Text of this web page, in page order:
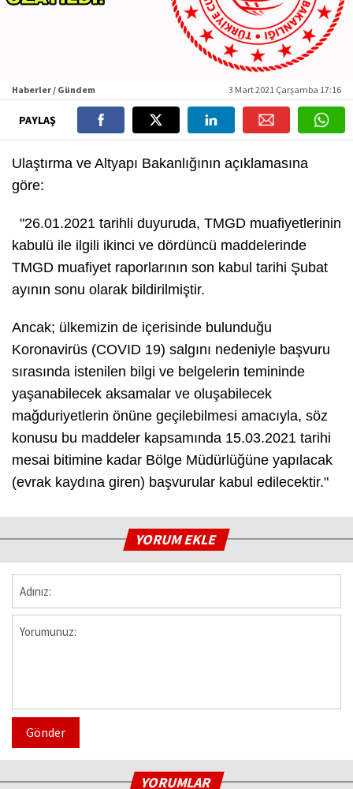
Haberler / Gündem 3 Mart 2021 Çarşamba 17:16
PAYLAŞ
Ulaştırma ve Altyapı Bakanlığının açıklamasına
göre:
"26.01.2021 tarihli duyuruda, TMGD muafiyetlerinin
kabulü ile ilgili ikinci ve dördüncü maddelerinde
TMGD muafiyet raporlarının son kabul tarihi Şubat
ayının sonu olarak bildirilmiştir.
Ancak; ülkemizin de içerisinde bulunduğu
Koronavirüs (COVID 19) salgını nedeniyle başvuru
sırasında istenilen bilgi ve belgelerin temininde
yaşanabilecek aksamalar ve oluşabilecek
mağduriyetlerin önüne geçilebilmesi amacıyla, söz
konusu bu maddeler kapsamında 15.03.2021 tarihi
mesai bitimine kadar Bölge Müdürlüğüne yapılacak
(evrak kaydına giren) başvurular kabul edilecektir."
YORUM EKLE
Gönder
YORUMLAR